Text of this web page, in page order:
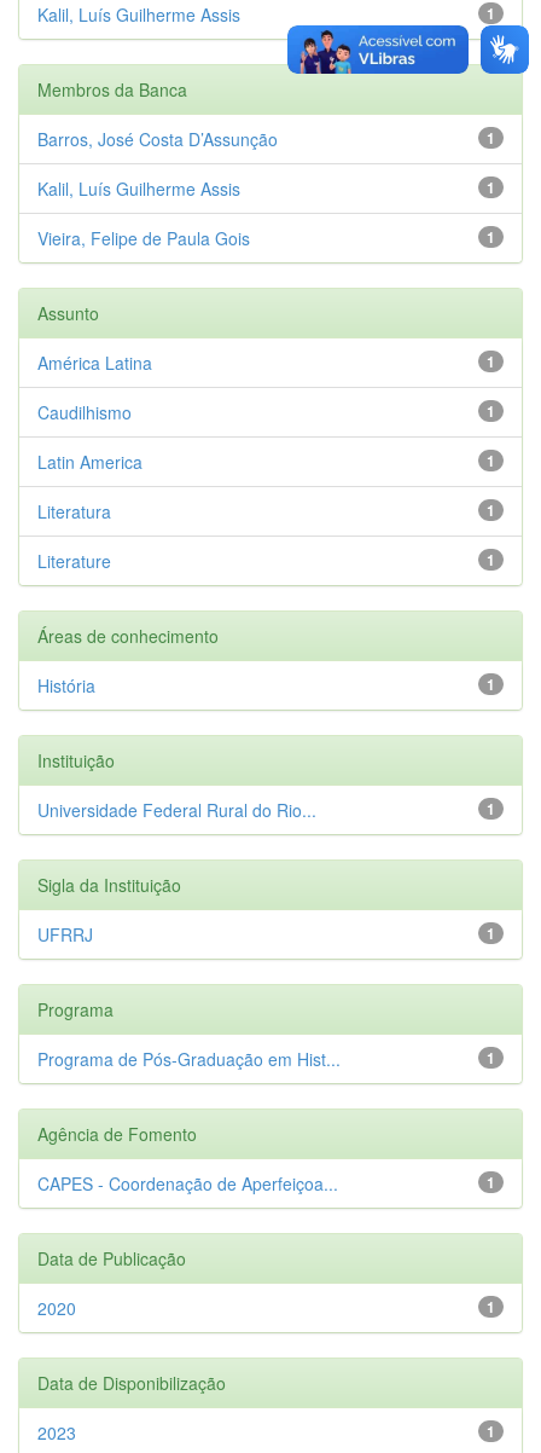
1
Kalil, Luís Guilherme Assis
Membros da Banca
1
Barros, José Costa D’Assunção
1
Kalil, Luís Guilherme Assis
1
Vieira, Felipe de Paula Gois
Assunto
1
América Latina
1
Caudilhismo
1
Latin America
1
Literatura
1
Literature
Áreas de conhecimento
1
História
Instituição
1
Universidade Federal Rural do Rio...
Sigla da Instituição
1
UFRRJ
Programa
1
Programa de Pós-Graduação em Hist...
Agência de Fomento
1
CAPES - Coordenação de Aperfeiçoa...
Data de Publicação
1
2020
Data de Disponibilização
1
2023